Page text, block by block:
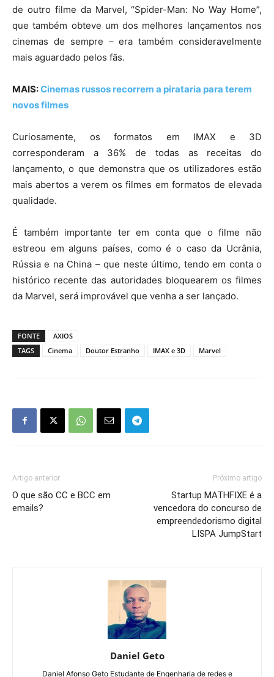
de outro filme da Marvel, “Spider-Man: No Way Home”,
que também obteve um dos melhores lançamentos nos
cinemas de sempre – era também consideravelmente
mais aguardado pelos fãs.
MAIS:Cinemas russos recorrem a pirataria para terem
novos filmes
Curiosamente, os formatos em IMAX e 3D
corresponderam a 36% de todas as receitas do
lançamento, o que demonstra que os utilizadores estão
mais abertos a verem os filmes em formatos de elevada
qualidade.
É também importante ter em conta que o filme não
estreou em alguns países, como é o caso da Ucrânia,
Rússia e na China – que neste último, tendo em conta o
histórico recente das autoridades bloquearem os filmes
da Marvel, será improvável que venha a ser lançado.
FONTE
AXIOS
TAGS
Cinema Doutor Estranho IMAX e 3D Marvel
Artigo anterior
O que são CC e BCC em
emails?
Próximo artigo
Startup MATHFIXE é a
vencedora do concurso de
empreendedorismo digital
LISPA JumpStart
Daniel Geto
Daniel Afonso Geto Estudante de Engenharia de redes e